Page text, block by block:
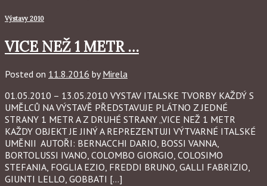
Výstavy 2010
VICE NEŽ 1 METR …
Posted on 11.8.2016 byMirela
01.05.2010 – 13.05.2010 VYSTAV ITALSKE TVORBY KAŽDÝ S
UMĚLCŮ NA VÝSTAVĚ PŘEDSTAVUJE PLÁTNO Z JEDNÉ
STRANY 1 METR A Z DRUHÉ STRANY „VICE NEŽ 1 METR
KAŽDY OBJEKT JE JINÝ A REPREZENTUJI VÝTVARNÉ ITALSKÉ
UMĚNII AUTOŘI: BERNACCHI DARIO, BOSSI VANNA,
BORTOLUSSI IVANO, COLOMBO GIORGIO, COLOSIMO
STEFANIA, FOGLIA EZIO, FREDDI BRUNO, GALLI FABRIZIO,
GIUNTI LELLO, GOBBATI […]